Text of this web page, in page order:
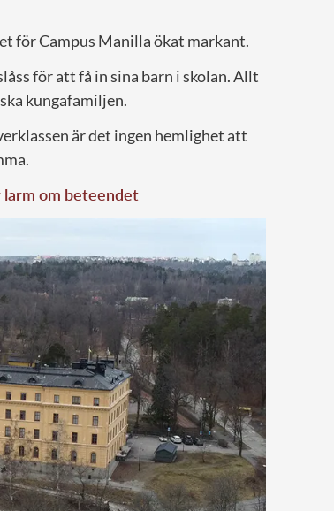
för Campus Manilla ökat markant.
för att få in sina barn i skolan. Allt
kungafamiljen.
är det ingen hemlighet att
larm om beteendet